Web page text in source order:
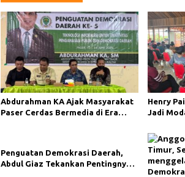
a
s
i
p
o
s
Abdurahman KA Ajak Masyarakat
Paser Cerdas Bermedia di Era
Henry
Jadi
Penguatan Demokrasi Daerah,
Abdul Giaz Tekankan Pentingnya